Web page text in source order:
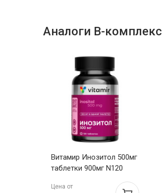
Аналоги В-комплекс
Витамир Инозитол 500мг
таблетки 900мг N120
Цена от